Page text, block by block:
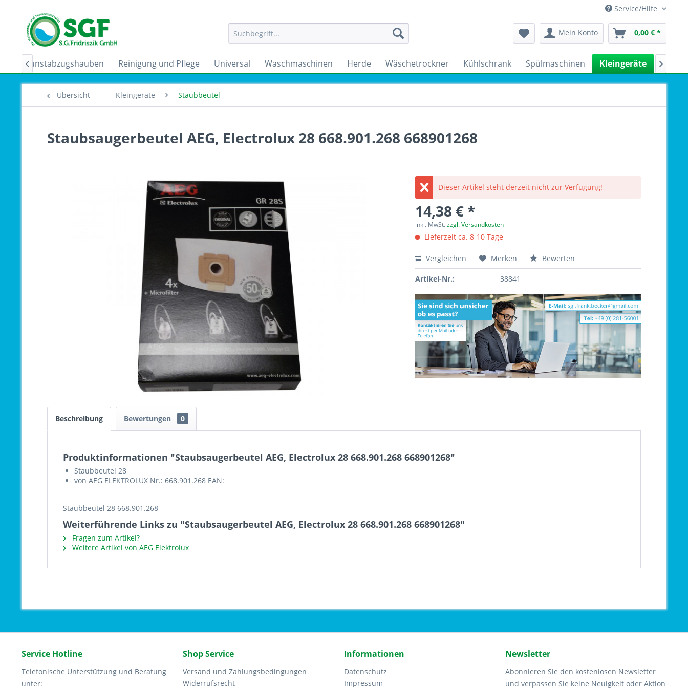
Service/Hilfe
Mein Konto 0,00 € *
Dunstabzugshauben Reinigung und Pflege Universal Waschmaschinen Herde Wäschetrockner Kühlschrank Spülmaschinen Kleingeräte Sale
 
Übersicht Kleingeräte Staubbeutel
Staubsaugerbeutel AEG, Electrolux 28 668.901.268 668901268
Dieser Artikel steht derzeit nicht zur Verfügung!
14,38 € *
inkl. MwSt.zzgl. Versandkosten
Lieferzeit ca. 8-10 Tage
Vergleichen Merken Bewerten
Artikel-Nr.: 38841
Beschreibung Bewertungen 0
Produktinformationen "Staubsaugerbeutel AEG, Electrolux 28 668.901.268 668901268"
Staubbeutel 28
von AEG ELEKTROLUX Nr.: 668.901.268 EAN:
Staubbeutel 28 668.901.268
Weiterführende Links zu "Staubsaugerbeutel AEG, Electrolux 28 668.901.268 668901268"
Fragen zum Artikel?
Weitere Artikel von AEG Elektrolux
Service Hotline
Telefonische Unterstützung und Beratung
unter:
Shop Service
Versand und Zahlungsbedingungen
Widerrufsrecht
Informationen
Datenschutz
Impressum
Newsletter
Abonnieren Sie den kostenlosen Newsletter
und verpassen Sie keine Neuigkeit oder Aktion